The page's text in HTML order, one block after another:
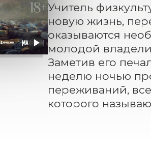
Учитель
новую жизнь,
оказываются
молодой
Заметив его
неделю ночью
переживаний,
которого